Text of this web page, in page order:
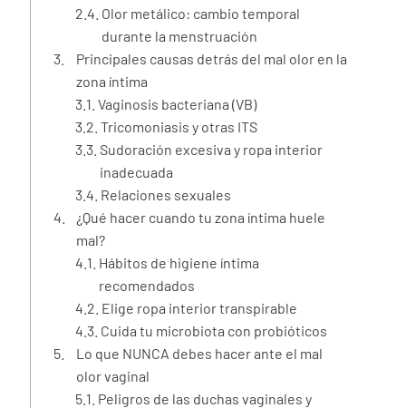
Olor metálico: cambio temporal
durante la menstruación
Principales causas detrás del mal olor en la
zona íntima
Vaginosis bacteriana (VB)
Tricomoniasis y otras ITS
Sudoración excesiva y ropa interior
inadecuada
Relaciones sexuales
¿Qué hacer cuando tu zona íntima huele
mal?
Hábitos de higiene íntima
recomendados
Elige ropa interior transpirable
Cuida tu microbiota con probióticos
Lo que NUNCA debes hacer ante el mal
olor vaginal
Peligros de las duchas vaginales y